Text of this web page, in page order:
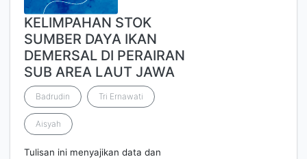
KELIMPAHAN STOK
SUMBER DAYA IKAN
DEMERSAL DI PERAIRAN
SUB AREA LAUT JAWA
Badrudin Tri Ernawati
Aisyah
Tulisan ini menyajikan data dan